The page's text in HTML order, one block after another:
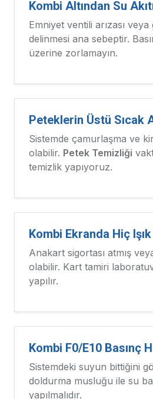
Kombi Altından Su
Emniyet ventili arızası veya
delinmesi ana sebeptir.
üzerine zorlamayın.
Peteklerin Üstü Sıcak
Sistemde çamurlaşma ve
olabilir. Petek Temizliği
temizlik yapıyoruz.
Kombi Ekranda Hiç
Anakart sigortası atmış
olabilir. Kart tamiri
yapılır.
Kombi F0/E10 Basınç
Sistemdeki suyun bittiğini
doldurma musluğu ile su
yapılmalıdır.